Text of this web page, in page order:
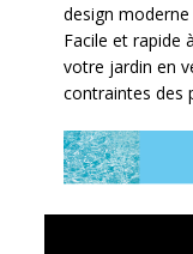
design
Facile et rapide
votre jardin en
contraintes des